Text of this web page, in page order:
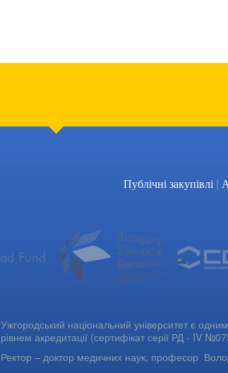
Публічні закупівлі |
Ужгородський національний університет є
рівнем акредитації (сертифікат серії РД - IV
Ректор – доктор медичних наук, професор